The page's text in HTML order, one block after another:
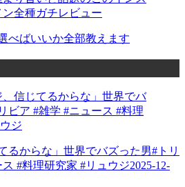
べばいいか全部教えます
るからな」世界でバズった男#トリ
#料理研究家 #リュウジ2025-12-